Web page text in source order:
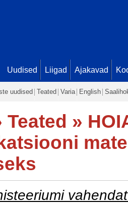
Uudised Liigad Ajakavad
uudised Teated Varia English
Teated »